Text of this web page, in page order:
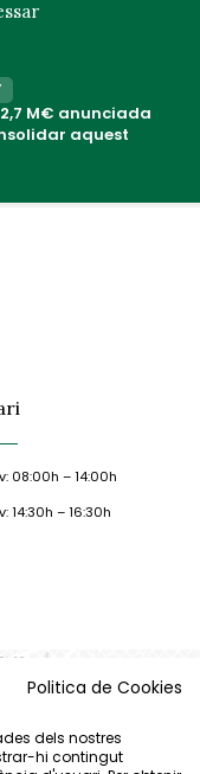
M€ anunciada
aquest
08:00h – 14:00h
14:30h – 16:30h
Politica de Cookies
dels nostres
hi contingut